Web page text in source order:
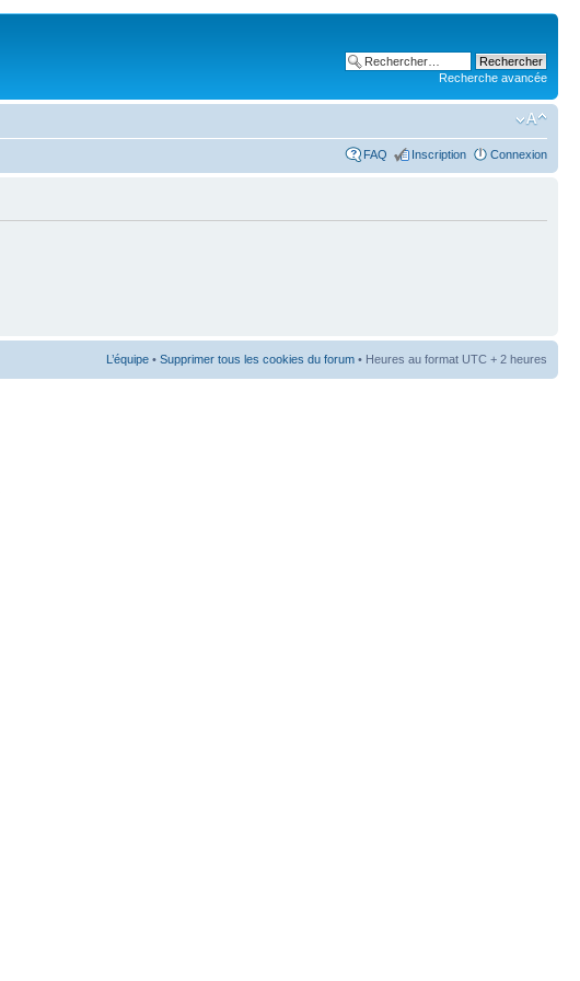
Recherche avancée
FAQ Inscription Connexion
L’équipe • Supprimer tous les cookies du forum • Heures au format UTC + 2 heures